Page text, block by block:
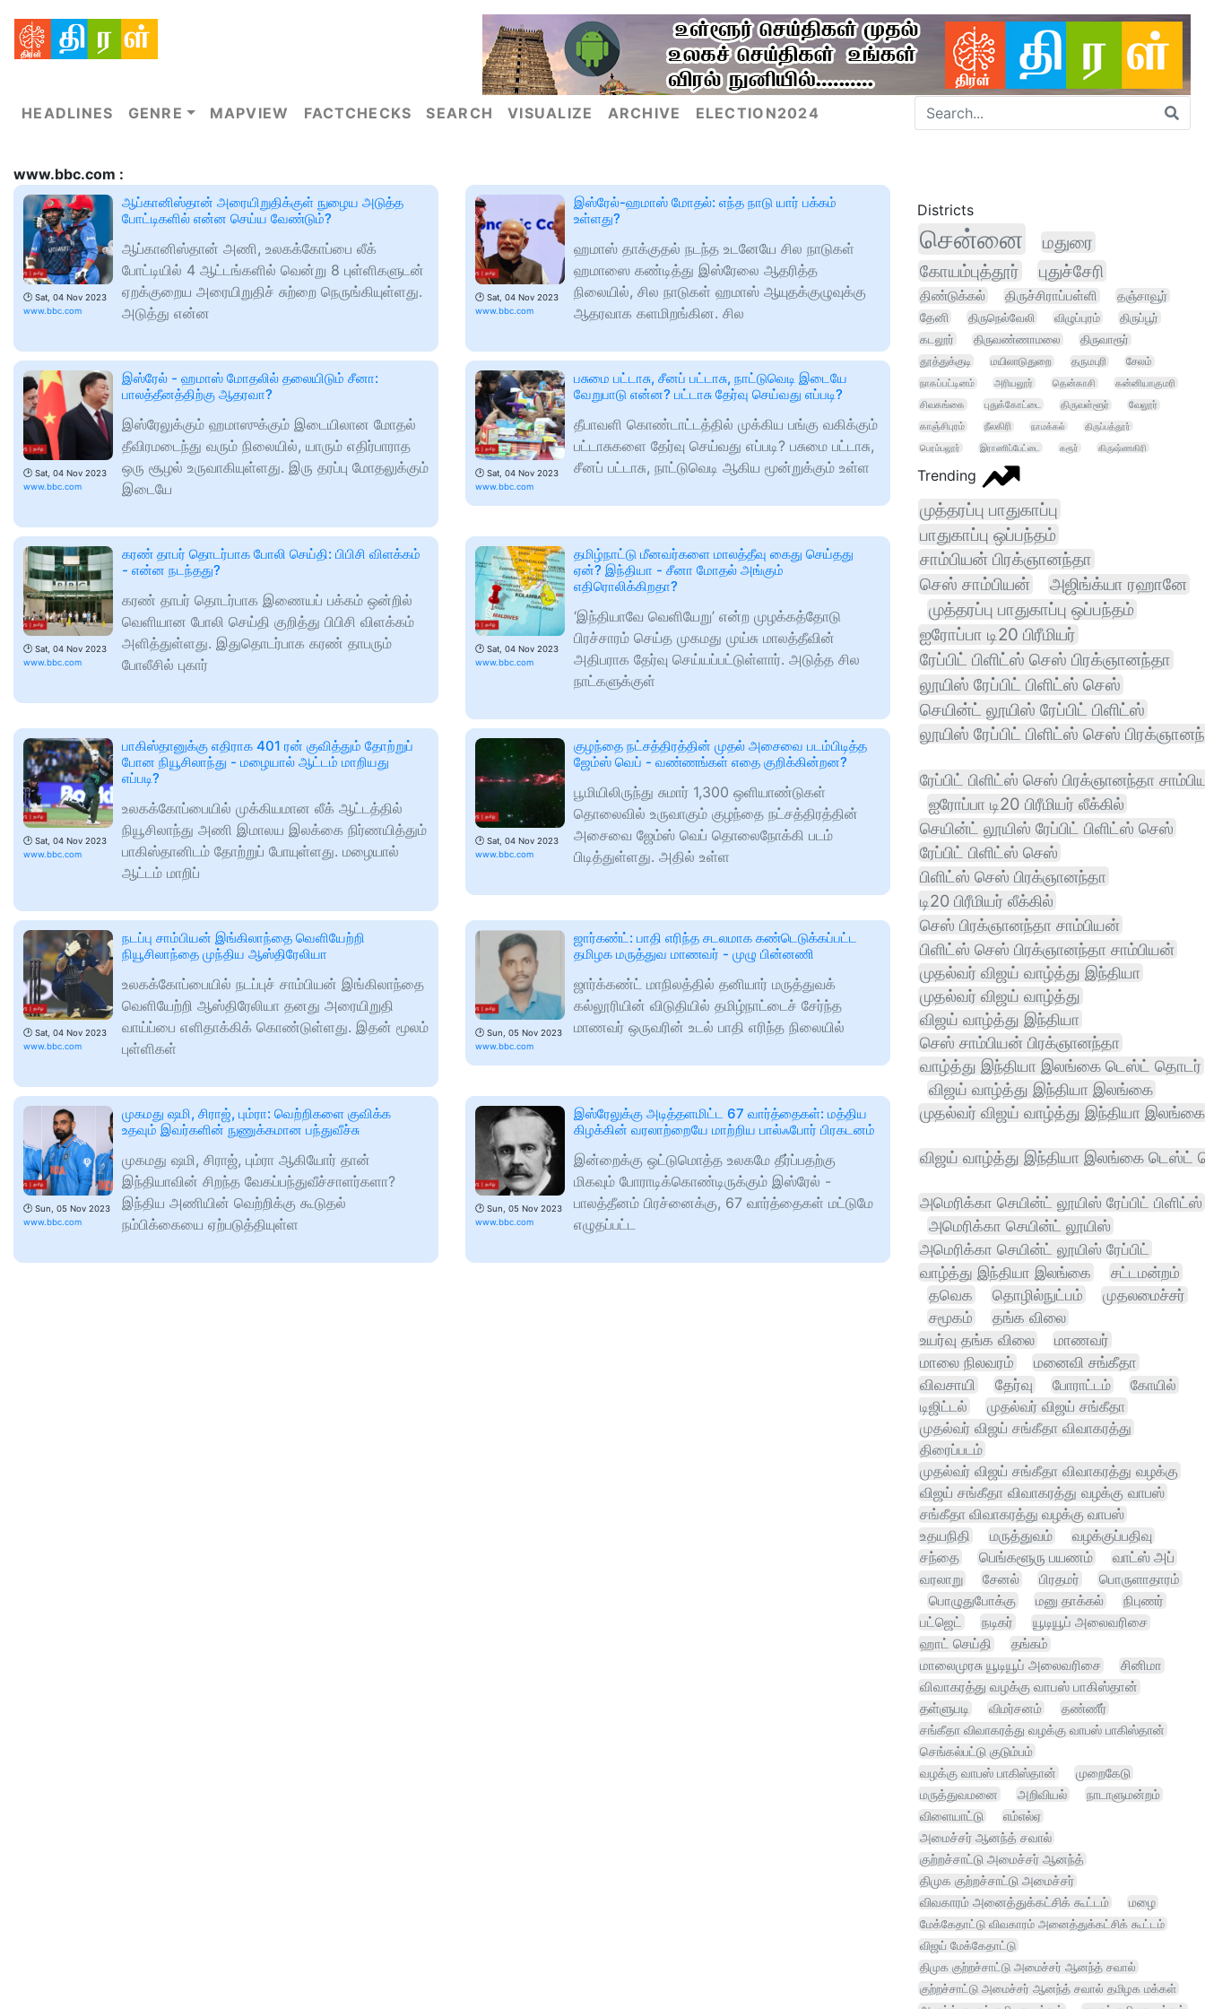
HEADLINES GENRE MAPVIEW FACTCHECKS SEARCH VISUALIZE ARCHIVE ELECTION2024
www.bbc.com :
🕑 Sat, 04 Nov 2023
www.bbc.com
ஆப்கானிஸ்தான் அரையிறுதிக்குள் நுழைய அடுத்த
போட்டிகளில் என்ன செய்ய வேண்டும்?
ஆப்கானிஸ்தான் அணி, உலகக்கோப்பை லீக்
போட்டியில் 4 ஆட்டங்களில் வென்று 8 புள்ளிகளுடன்
ஏறக்குறைய அரையிறுதிச் சுற்றை நெருங்கியுள்ளது.
அடுத்து என்ன
🕑 Sat, 04 Nov 2023
www.bbc.com
இஸ்ரேல்-ஹமாஸ் மோதல்: எந்த நாடு யார் பக்கம்
உள்ளது?
ஹமாஸ் தாக்குதல் நடந்த உடனேயே சில நாடுகள்
ஹமாஸை கண்டித்து இஸ்ரேலை ஆதரித்த
நிலையில், சில நாடுகள் ஹமாஸ் ஆயுதக்குழுவுக்கு
ஆதரவாக களமிறங்கின. சில
🕑 Sat, 04 Nov 2023
www.bbc.com
இஸ்ரேல் - ஹமாஸ் மோதலில் தலையிடும் சீனா:
பாலத்தீனத்திற்கு ஆதரவா?
இஸ்ரேலுக்கும் ஹமாஸுக்கும் இடையிலான மோதல்
தீவிரமடைந்து வரும் நிலையில், யாரும் எதிர்பாராத
ஒரு சூழல் உருவாகியுள்ளது. இரு தரப்பு மோதலுக்கும்
இடையே
🕑 Sat, 04 Nov 2023
www.bbc.com
பசுமை பட்டாசு, சீனப் பட்டாசு, நாட்டுவெடி இடையே
வேறுபாடு என்ன? பட்டாசு தேர்வு செய்வது எப்படி?
தீபாவளி கொண்டாட்டத்தில் முக்கிய பங்கு வகிக்கும்
பட்டாசுகளை தேர்வு செய்வது எப்படி? பசுமை பட்டாசு,
சீனப் பட்டாசு, நாட்டுவெடி ஆகிய மூன்றுக்கும் உள்ள
🕑 Sat, 04 Nov 2023
www.bbc.com
கரண் தாபர் தொடர்பாக போலி செய்தி: பிபிசி விளக்கம்
- என்ன நடந்தது?
கரண் தாபர் தொடர்பாக இணையப் பக்கம் ஒன்றில்
வெளியான போலி செய்தி குறித்து பிபிசி விளக்கம்
அளித்துள்ளது. இதுதொடர்பாக கரண் தாபரும்
போலீசில் புகார்
🕑 Sat, 04 Nov 2023
www.bbc.com
தமிழ்நாட்டு மீனவர்களை மாலத்தீவு கைது செய்தது
ஏன்? இந்தியா - சீனா மோதல் அங்கும்
எதிரொலிக்கிறதா?
‘இந்தியாவே வெளியேறு’ என்ற முழக்கத்தோடு
பிரச்சாரம் செய்த முகமது முய்சு மாலத்தீவின்
அதிபராக தேர்வு செய்யப்பட்டுள்ளார். அடுத்த சில
நாட்களுக்குள்
🕑 Sat, 04 Nov 2023
www.bbc.com
பாகிஸ்தானுக்கு எதிராக 401 ரன் குவித்தும் தோற்றுப்
போன நியூசிலாந்து - மழையால் ஆட்டம் மாறியது
எப்படி?
உலகக்கோப்பையில் முக்கியமான லீக் ஆட்டத்தில்
நியூசிலாந்து அணி இமாலய இலக்கை நிர்ணயித்தும்
பாகிஸ்தானிடம் தோற்றுப் போயுள்ளது. மழையால்
ஆட்டம் மாறிப்
🕑 Sat, 04 Nov 2023
www.bbc.com
குழந்தை நட்சத்திரத்தின் முதல் அசைவை படம்பிடித்த
ஜேம்ஸ் வெப் - வண்ணங்கள் எதை குறிக்கின்றன?
பூமியிலிருந்து சுமார் 1,300 ஒளியாண்டுகள்
தொலைவில் உருவாகும் குழந்தை நட்சத்திரத்தின்
அசைவை ஜேம்ஸ் வெப் தொலைநோக்கி படம்
பிடித்துள்ளது. அதில் உள்ள
🕑 Sat, 04 Nov 2023
www.bbc.com
நடப்பு சாம்பியன் இங்கிலாந்தை வெளியேற்றி
நியூசிலாந்தை முந்திய ஆஸ்திரேலியா
உலகக்கோப்பையில் நடப்புச் சாம்பியன் இங்கிலாந்தை
வெளியேற்றி ஆஸ்திரேலியா தனது அரையிறுதி
வாய்ப்பை எளிதாக்கிக் கொண்டுள்ளது. இதன் மூலம்
புள்ளிகள்
🕑 Sun, 05 Nov 2023
www.bbc.com
ஜார்கண்ட்: பாதி எரிந்த சடலமாக கண்டெடுக்கப்பட்ட
தமிழக மருத்துவ மாணவர் - முழு பின்னணி
ஜார்க்கண்ட் மாநிலத்தில் தனியார் மருத்துவக்
கல்லூரியின் விடுதியில் தமிழ்நாட்டைச் சேர்ந்த
மாணவர் ஒருவரின் உடல் பாதி எரிந்த நிலையில்
🕑 Sun, 05 Nov 2023
www.bbc.com
முகமது ஷமி, சிராஜ், பும்ரா: வெற்றிகளை குவிக்க
உதவும் இவர்களின் நுணுக்கமான பந்துவீச்சு
முகமது ஷமி, சிராஜ், பும்ரா ஆகியோர் தான்
இந்தியாவின் சிறந்த வேகப்பந்துவீச்சாளர்களா?
இந்திய அணியின் வெற்றிக்கு கூடுதல்
நம்பிக்கையை ஏற்படுத்தியுள்ள
🕑 Sun, 05 Nov 2023
www.bbc.com
இஸ்ரேலுக்கு அடித்தளமிட்ட 67 வார்த்தைகள்: மத்திய
கிழக்கின் வரலாற்றையே மாற்றிய பால்ஃபோர் பிரகடனம்
இன்றைக்கு ஒட்டுமொத்த உலகமே தீர்ப்பதற்கு
மிகவும் போராடிக்கொண்டிருக்கும் இஸ்ரேல் -
பாலத்தீனம் பிரச்னைக்கு, 67 வார்த்தைகள் மட்டுமே
எழுதப்பட்ட
Districts
சென்னை
மதுரை
கோயம்புத்தூர்
புதுச்சேரி
திண்டுக்கல் திருச்சிராப்பள்ளி
தஞ்சாவூர்
தேனி
திருநெல்வேலி விழுப்புரம்
திருப்பூர்
கடலூர்
திருவண்ணாமலை
திருவாரூர்
தூத்துக்குடி
மயிலாடுதுறை தருமபுரி
சேலம்
நாகப்பட்டினம்
அரியலூர் தென்காசி
கன்னியாகுமரி
சிவகங்கை
புதுக்கோட்டை திருவள்ளூர்
வேலூர்
காஞ்சிபுரம்
நீலகிரி நாமக்கல்
திருப்பத்தூர்
பெரம்பலூர்
இராணிப்பேட்டை கரூர் கிருஷ்ணகிரி
Trending
முத்தரப்பு பாதுகாப்பு
பாதுகாப்பு ஒப்பந்தம்
சாம்பியன் பிரக்ஞானந்தா
செஸ் சாம்பியன்
அஜிங்க்யா ரஹானே
முத்தரப்பு பாதுகாப்பு ஒப்பந்தம்
ஐரோப்பா டி20 பிரீமியர்
ரேப்பிட் பிளிட்ஸ் செஸ் பிரக்ஞானந்தா
லூயிஸ் ரேப்பிட் பிளிட்ஸ் செஸ்
செயின்ட் லூயிஸ் ரேப்பிட் பிளிட்ஸ்
லூயிஸ் ரேப்பிட் பிளிட்ஸ் செஸ்
ரேப்பிட் பிளிட்ஸ் செஸ் பிரக்ஞானந்தா
ஐரோப்பா டி20 பிரீமியர் லீக்கில்
செயின்ட் லூயிஸ் ரேப்பிட் பிளிட்ஸ் செஸ்
ரேப்பிட் பிளிட்ஸ் செஸ்
பிளிட்ஸ் செஸ் பிரக்ஞானந்தா
டி20 பிரீமியர் லீக்கில்
செஸ் பிரக்ஞானந்தா சாம்பியன்
பிளிட்ஸ் செஸ் பிரக்ஞானந்தா சாம்பியன்
முதல்வர் விஜய் வாழ்த்து இந்தியா
முதல்வர் விஜய் வாழ்த்து
விஜய் வாழ்த்து இந்தியா
செஸ் சாம்பியன் பிரக்ஞானந்தா
வாழ்த்து இந்தியா இலங்கை டெஸ்ட் தொடர்
விஜய் வாழ்த்து இந்தியா இலங்கை
முதல்வர் விஜய் வாழ்த்து இந்தியா இலங்கை
விஜய் வாழ்த்து இந்தியா இலங்கை டெஸ்ட்
அமெரிக்கா செயின்ட் லூயிஸ் ரேப்பிட் பிளிட்ஸ்
அமெரிக்கா செயின்ட் லூயிஸ்
அமெரிக்கா செயின்ட் லூயிஸ் ரேப்பிட்
வாழ்த்து இந்தியா இலங்கை
சட்டமன்றம்
தவெக
தொழில்நுட்பம்
முதலமைச்சர்
சமூகம்
தங்க விலை
உயர்வு தங்க விலை
மாணவர்
மாலை நிலவரம்
மனைவி சங்கீதா
விவசாயி
தேர்வு போராட்டம்
கோயில்
டிஜிட்டல்
முதல்வர் விஜய் சங்கீதா
முதல்வர் விஜய் சங்கீதா விவாகரத்து
திரைப்படம்
முதல்வர் விஜய் சங்கீதா விவாகரத்து வழக்கு
விஜய் சங்கீதா விவாகரத்து வழக்கு வாபஸ்
சங்கீதா விவாகரத்து வழக்கு வாபஸ்
உதயநிதி
மருத்துவம்
வழக்குப்பதிவு
சந்தை
பெங்களூரு பயணம்
வாட்ஸ் அப்
வரலாறு
சேனல் பிரதமர்
பொருளாதாரம்
பொழுதுபோக்கு
மனு தாக்கல்
நிபுணர்
பட்ஜெட்
நடிகர்
யூடியூப் அலைவரிசை
ஹாட் செய்தி
தங்கம்
மாலைமுரசு யூடியூப் அலைவரிசை
சினிமா
விவாகரத்து வழக்கு வாபஸ் பாகிஸ்தான்
தள்ளுபடி
விமர்சனம்
தண்ணீர்
சங்கீதா விவாகரத்து வழக்கு வாபஸ் பாகிஸ்தான்
செங்கல்பட்டு குடும்பம்
வழக்கு வாபஸ் பாகிஸ்தான்
முறைகேடு
மருத்துவமனை
அறிவியல் நாடாளுமன்றம்
விளையாட்டு
எம்எல்ஏ
அமைச்சர் ஆனந்த் சவால்
குற்றச்சாட்டு அமைச்சர் ஆனந்த்
திமுக குற்றச்சாட்டு அமைச்சர்
விவகாரம் அனைத்துக்கட்சிக் கூட்டம்
மழை
மேக்கேதாட்டு விவகாரம் அனைத்துக்கட்சிக் கூட்டம்
விஜய் மேக்கேதாட்டு
திமுக குற்றச்சாட்டு அமைச்சர் ஆனந்த் சவால்
குற்றச்சாட்டு அமைச்சர் ஆனந்த் சவால் தமிழக மக்கள்